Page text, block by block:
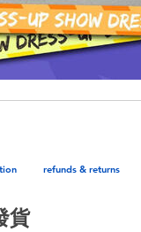
refunds & returns
貨